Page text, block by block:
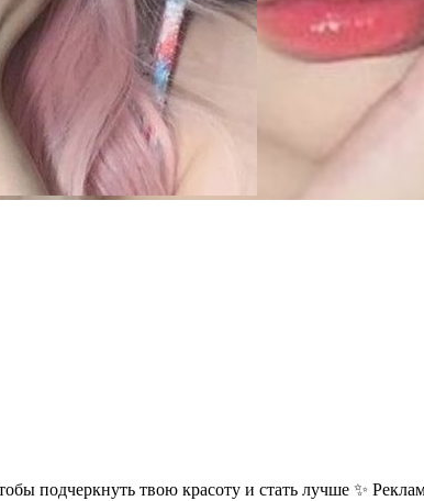
подчеркнуть твою красоту и стать лучше ✨